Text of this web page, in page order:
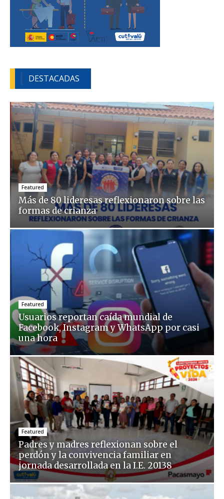
DESTACADAS
Featured
Más de 80 lideresas reflexionaron sobre las
formas de crianza
Featured
Usuarios reportan caída mundial de
Facebook, Instagram y WhatsApp por casi
una hora
Featured
Padres y madres reflexionan sobre el
perdón y la convivencia familiar en
jornada desarrollada en la I.E. 20138